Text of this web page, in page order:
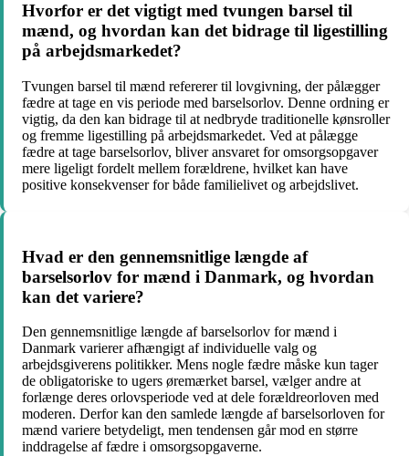
Hvorfor er det vigtigt med tvungen barsel til
mænd, og hvordan kan det bidrage til ligestilling
på arbejdsmarkedet?
Tvungen barsel til mænd refererer til lovgivning, der pålægger
fædre at tage en vis periode med barselsorlov. Denne ordning er
vigtig, da den kan bidrage til at nedbryde traditionelle kønsroller
og fremme ligestilling på arbejdsmarkedet. Ved at pålægge
fædre at tage barselsorlov, bliver ansvaret for omsorgsopgaver
mere ligeligt fordelt mellem forældrene, hvilket kan have
positive konsekvenser for både familielivet og arbejdslivet.
Hvad er den gennemsnitlige længde af
barselsorlov for mænd i Danmark, og hvordan
kan det variere?
Den gennemsnitlige længde af barselsorlov for mænd i
Danmark varierer afhængigt af individuelle valg og
arbejdsgiverens politikker. Mens nogle fædre måske kun tager
de obligatoriske to ugers øremærket barsel, vælger andre at
forlænge deres orlovsperiode ved at dele forældreorloven med
moderen. Derfor kan den samlede længde af barselsorloven for
mænd variere betydeligt, men tendensen går mod en større
inddragelse af fædre i omsorgsopgaverne.